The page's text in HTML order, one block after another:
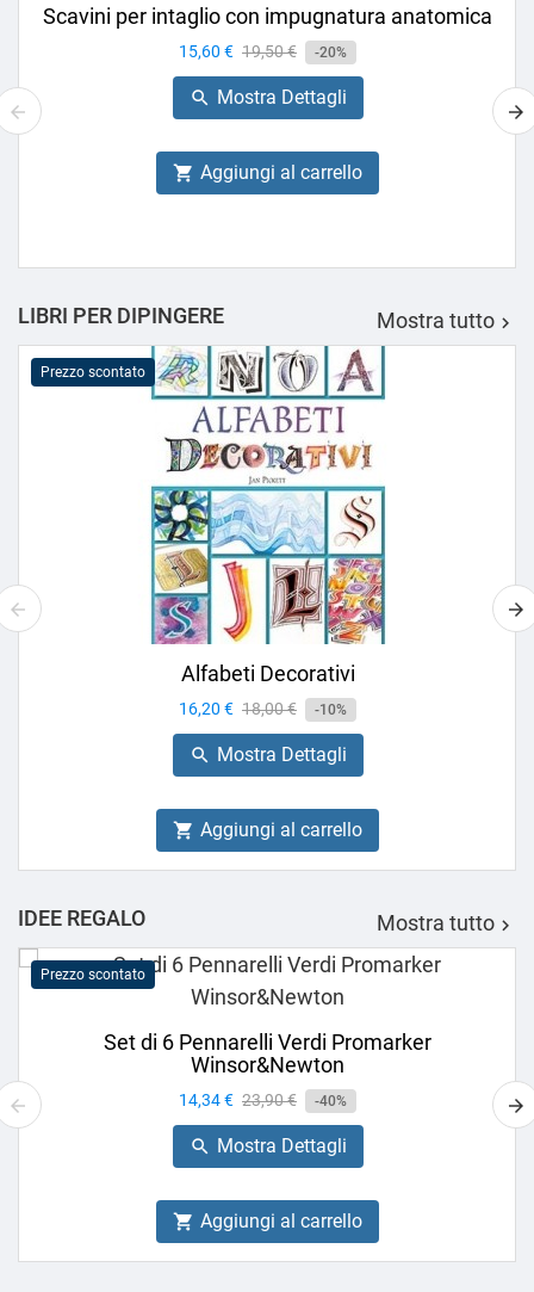
Scavini per intaglio con impugnatura anatomica
Prezzo
15,60 € Prezzo
base
19,50 € -20%
 Mostra Dettagli
 Aggiungi al carrello
LIBRI PER DIPINGERE Mostra tutto 
Prezzo scontato
Alfabeti Decorativi
Prezzo
16,20 € Prezzo
base
18,00 € -10%
 Mostra Dettagli
 Aggiungi al carrello
IDEE REGALO Mostra tutto 
Prezzo scontato
Set di 6 Pennarelli Verdi Promarker
Winsor&Newton
Prezzo
14,34 € Prezzo
base
23,90 € -40%
 Mostra Dettagli
 Aggiungi al carrello